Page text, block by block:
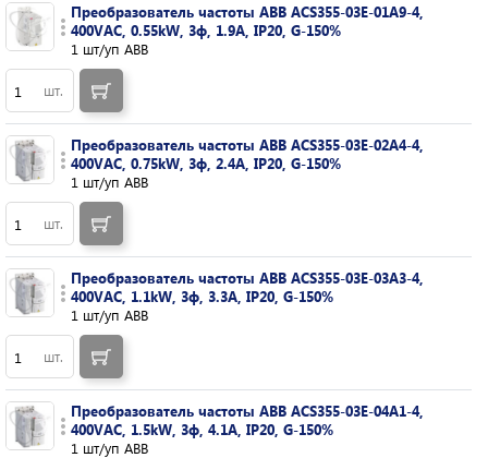
Преобразователь частоты ABB ACS355-03E-01A9-4,
400VAC, 0.55kW, 3ф, 1.9A, IP20, G-150%
1 шт/уп ABB
шт.
Преобразователь частоты ABB ACS355-03E-02A4-4,
400VAC, 0.75kW, 3ф, 2.4A, IP20, G-150%
1 шт/уп ABB
шт.
Преобразователь частоты ABB ACS355-03E-03A3-4,
400VAC, 1.1kW, 3ф, 3.3A, IP20, G-150%
1 шт/уп ABB
шт.
Преобразователь частоты ABB ACS355-03E-04A1-4,
400VAC, 1.5kW, 3ф, 4.1A, IP20, G-150%
1 шт/уп ABB